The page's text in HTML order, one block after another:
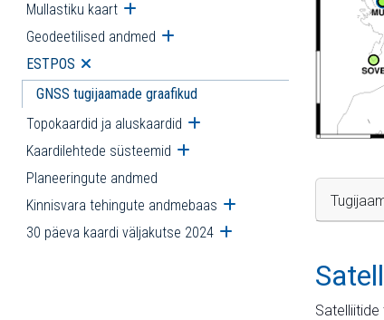
Mullastiku kaart Ava alammenüü
Geodeetilised andmed Ava alammenüü
ESTPOS Ava alammenüü
GNSS tugijaamade graafikud
Topokaardid ja aluskaardid Ava alammenüü
Kaardilehtede süsteemid Ava alammenüü
Planeeringute andmed
Kinnisvara tehingute andmebaas Ava alammenüü
30 päeva kaardi väljakutse 2024 Ava alammenüü